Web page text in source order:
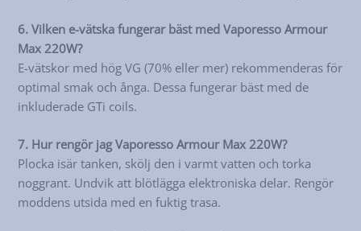
6. Vilken e-vätska fungerar bäst med Vaporesso Armour
Max 220W?
E-vätskor med hög VG (70% eller mer) rekommenderas för
optimal smak och ånga. Dessa fungerar bäst med de
inkluderade GTi coils.
7. Hur rengör jag Vaporesso Armour Max 220W?
Plocka isär tanken, skölj den i varmt vatten och torka
noggrant. Undvik att blötlägga elektroniska delar. Rengör
moddens utsida med en fuktig trasa.